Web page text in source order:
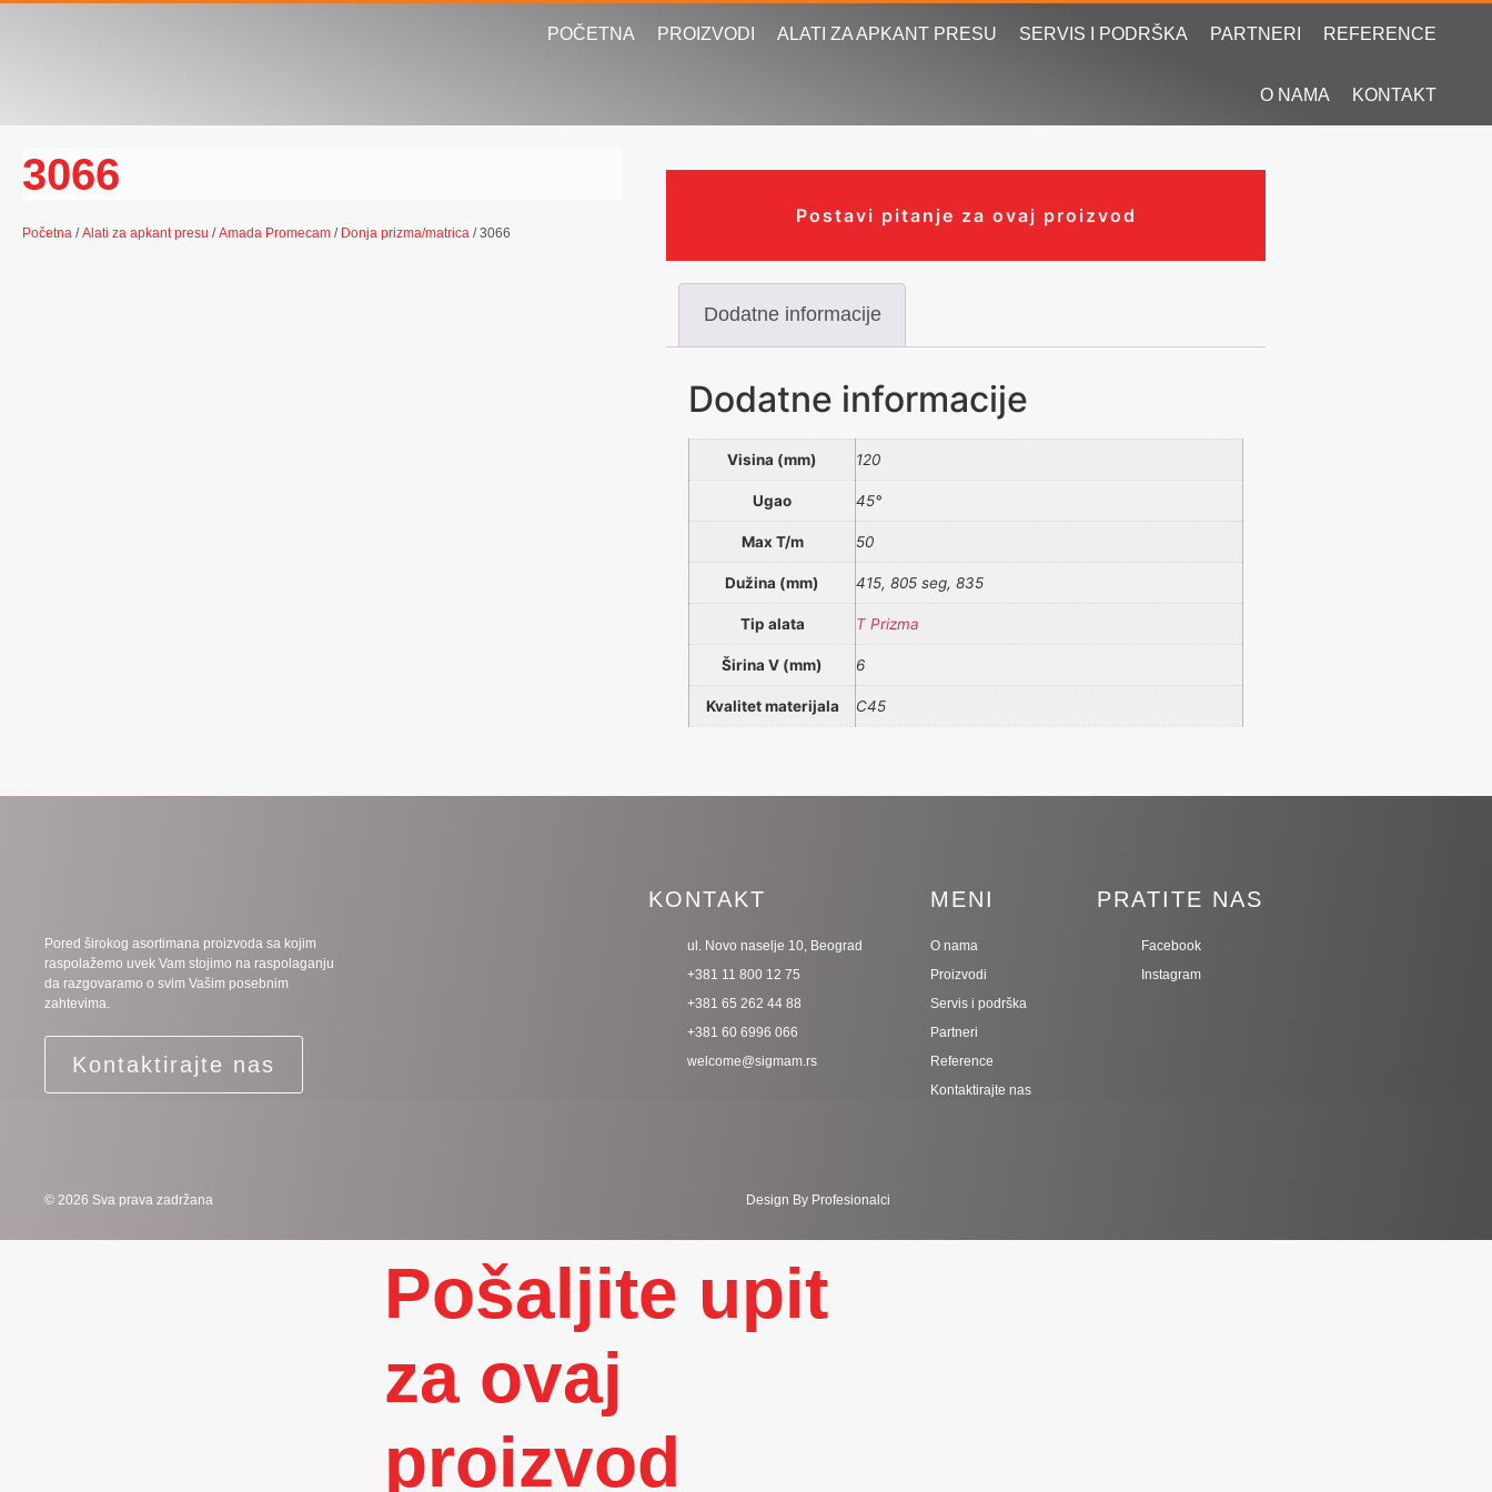
POČETNA PROIZVODI ALATI ZA APKANT PRESU SERVIS I PODRŠKA PARTNERI REFERENCE
O NAMA KONTAKT
3066
Početna /Alati za apkant presu /Amada Promecam / Donja prizma/matrica / 3066
Postavi pitanje za ovaj proizvod
Dodatne informacije
Dodatne informacije
Visina (mm) 120
Ugao 45°
Max T/m 50
Dužina (mm) 415, 805 seg, 835
Tip alata T Prizma
Širina V (mm) 6
Kvalitet materijala C45
Pored širokog asortimana proizvoda sa kojim
raspolažemo uvek Vam stojimo na raspolaganju
da razgovaramo o svim Vašim posebnim
zahtevima.
Kontaktirajte nas
KONTAKT
ul. Novo naselje 10, Beograd
+381 11 800 12 75
+381 65 262 44 88
+381 60 6996 066
welcome@sigmam.rs
MENI
O nama
Proizvodi
Servis i podrška
Partneri
Reference
Kontaktirajte nas
PRATITE NAS
Facebook
Instagram
© 2026 Sva prava zadržana Design By Profesionalci
Pošaljite upit
za ovaj
proizvod